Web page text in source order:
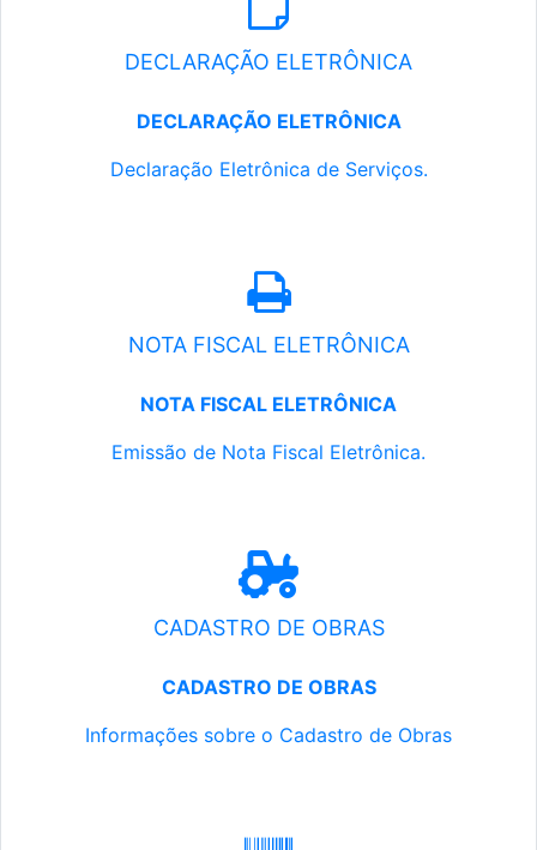
DECLARAÇÃO ELETRÔNICA
DECLARAÇÃO ELETRÔNICA
Declaração Eletrônica de Serviços.
NOTA FISCAL ELETRÔNICA
NOTA FISCAL ELETRÔNICA
Emissão de Nota Fiscal Eletrônica.
CADASTRO DE OBRAS
CADASTRO DE OBRAS
Informações sobre o Cadastro de Obras